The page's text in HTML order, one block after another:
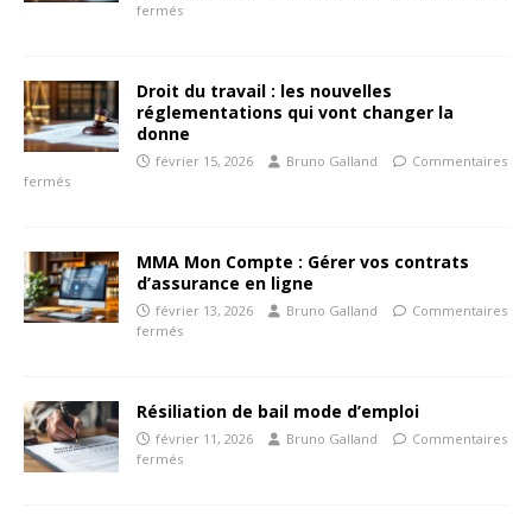
fermés
Droit du travail : les nouvelles
réglementations qui vont changer la
donne
février 15, 2026 Bruno Galland
Commentaires
fermés
MMA Mon Compte : Gérer vos contrats
d’assurance en ligne
février 13, 2026 Bruno Galland
Commentaires
fermés
Résiliation de bail mode d’emploi
février 11, 2026 Bruno Galland
Commentaires
fermés